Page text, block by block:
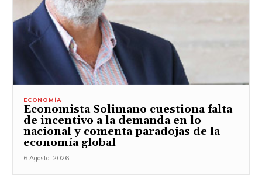
ECONOMÍA
Economista Solimano cuestiona falta
de incentivo a la demanda en lo
nacional y comenta paradojas de la
economía global
6 Agosto, 2026